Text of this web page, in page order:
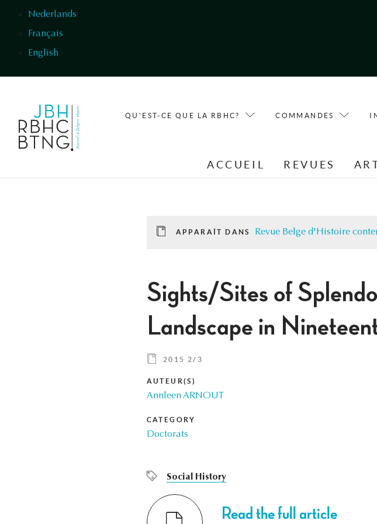
Nederlands
Français
English
QU'EST-CE QUE LA RBHC? COMMANDES
ACCUEIL REVUES
APPARAÎT DANS Revue Belge d'Histoire
Sights/Sites of
Landscape in
2015 2/3
AUTEUR(S)
Annleen ARNOUT
CATEGORY
Doctorats
Social History
Read the full article